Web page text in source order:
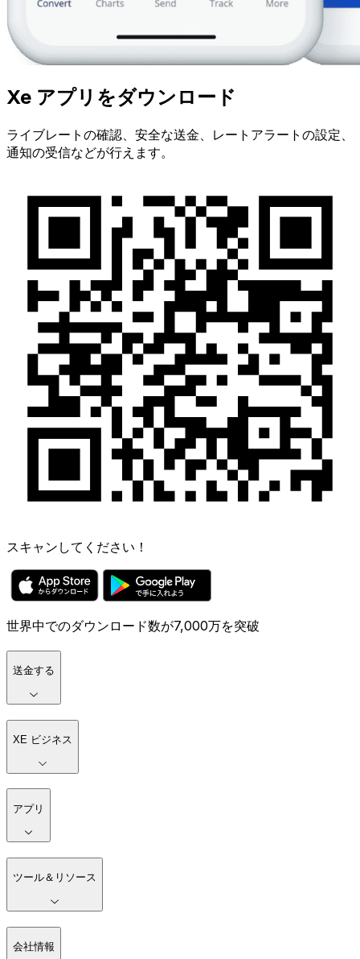
Xe アプリをダウンロード
ライブレートの確認、安全な送金、レートアラートの設定、
通知の受信などが行えます。
スキャンしてください！
世界中でのダウンロード数が7,000万を突破
送金する
XE ビジネス
アプリ
ツール＆リソース
会社情報